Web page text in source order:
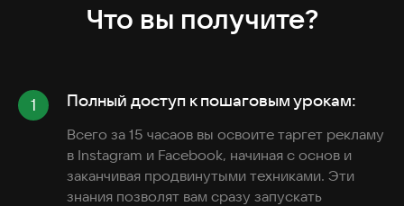
Что вы получите?
Полный доступ к пошаговым урокам:
Всего за 15 часаов вы освоите таргет рекламу
в Instagram и Facebook, начиная с основ и
заканчивая продвинутыми техниками. Эти
знания позволят вам сразу запускать